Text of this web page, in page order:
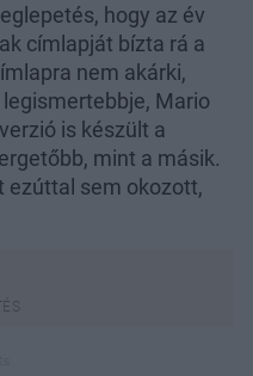
hogy az év
címlapját bízta rá a
nem akárki,
Mario
is készült a
mint a másik.
ezúttal sem okozott,